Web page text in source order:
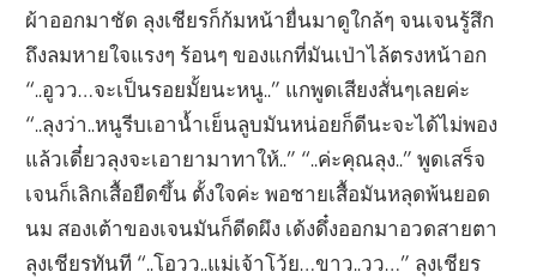
ผ้าออกมาชัด ลุงเชียรก็ก้มหน้ายื่นมาดูใกล้ๆ จนเจนรู้สึก
ถึงลมหายใจแรงๆ ร้อนๆ ของแกที่มันเป่าไล้ตรงหน้าอก
“..อูวว…จะเป็นรอยมั้ยนะหนู..” แกพูดเสียงสั่นๆเลยค่ะ
“..ลุงว่า..หนูรีบเอาน้ำเย็นลูบมันหน่อยก็ดีนะจะได้ไม่พอง
แล้วเดี๋ยวลุงจะเอายามาทาให้..” “..ค่ะคุณลุง..” พูดเสร็จ
เจนก็เลิกเสื้อยืดขึ้น ตั้งใจค่ะ พอชายเสื้อมันหลุดพ้นยอด
นม สองเต้าของเจนมันก็ดีดผึง เด้งดึ๋งออกมาอวดสายตา
ลุงเชียรทันที “..โอวว..แม่เจ้าโว้ย…ขาว..วว…” ลุงเชียร